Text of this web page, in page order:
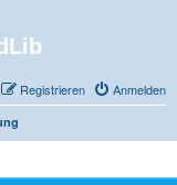
Anmelden
Registrieren